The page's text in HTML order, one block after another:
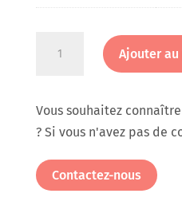
ronde
Chine
rouleau
de
Ajouter
Vous souhaitez
? Si vous n'avez pas de
Contactez-nous